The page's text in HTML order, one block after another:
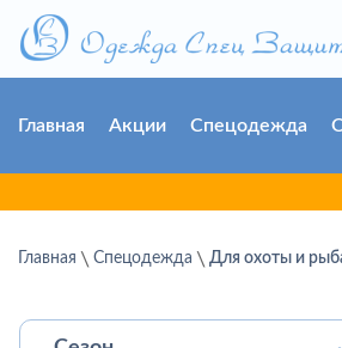
Главная Акции Спецодежда
В
Главная Спецодежда Для охоты и